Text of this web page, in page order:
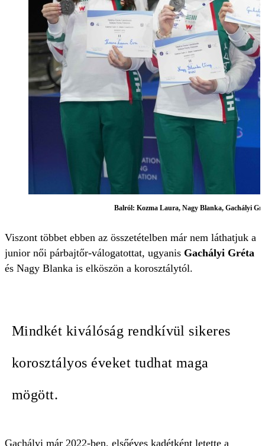
Balról: Kozma Laura, Nagy Blanka, Gachályi
Viszont többet ebben az összetételben már nem láthatjuk a
junior női párbajtőr-válogatottat, ugyanis Gachályi Gréta
és Nagy Blanka is elköszön a korosztálytól.
Mindkét kiválóság rendkívül sikeres
korosztályos éveket tudhat maga
mögött.
Gachályi már 2022-ben, elsőéves kadétként letette a